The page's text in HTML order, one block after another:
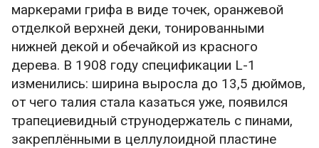
маркерами грифа в виде точек, оранжевой
отделкой верхней деки, тонированными
нижней декой и обечайкой из красного
дерева. В 1908 году спецификации L-1
изменились: ширина выросла до 13,5 дюймов,
от чего талия стала казаться уже, появился
трапециевидный струнодержатель с пинами,
закреплёнными в целлулоидной пластине